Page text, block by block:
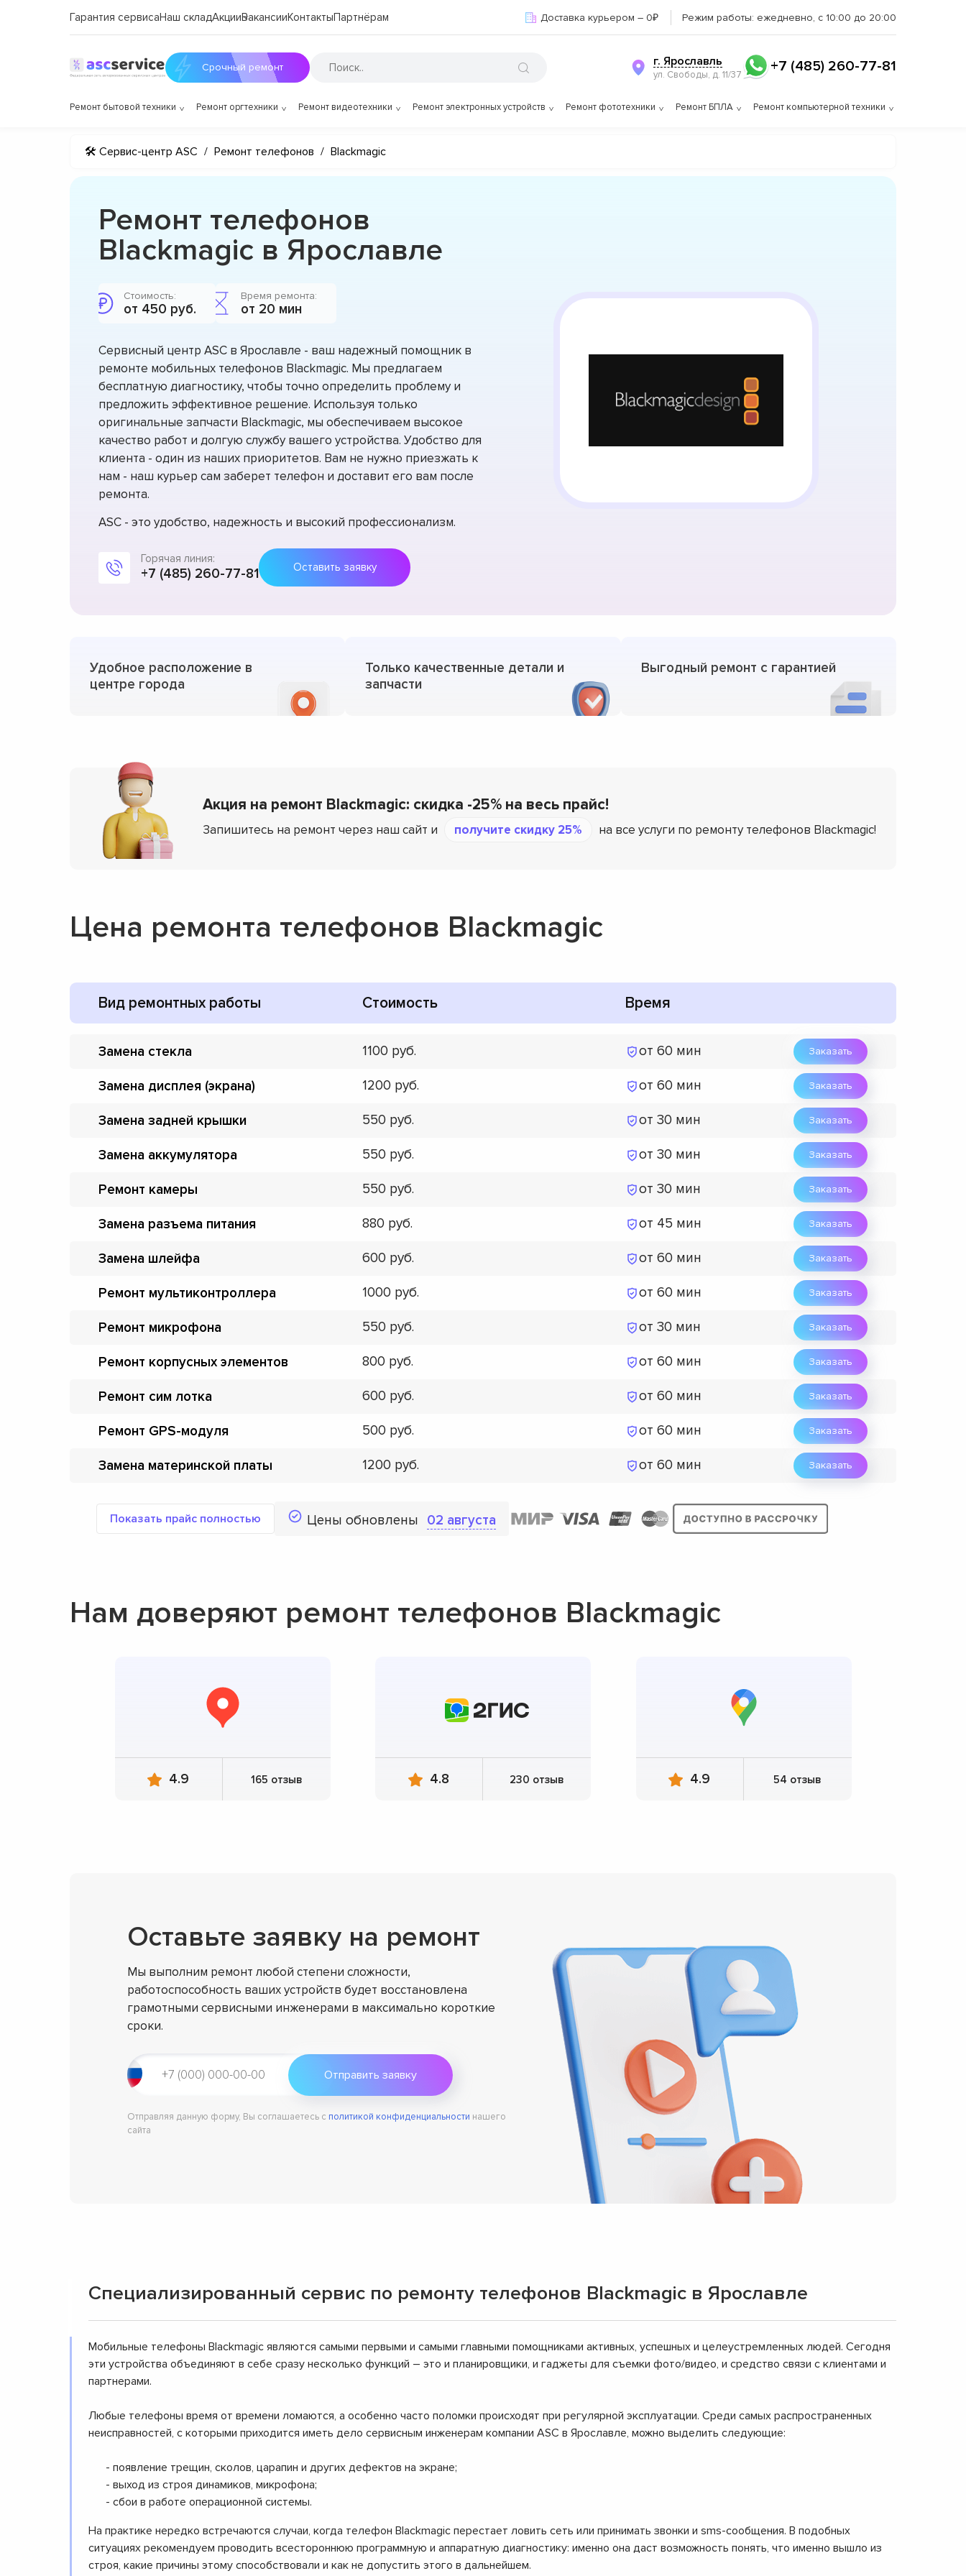
Гарантия сервисаНаш складАкцииВакансииКонтактыПартнёрам Доставка курьером – 0₽ Режим работы: ежедневно, с 10:00 до 20:00
Срочный ремонт г. Ярославль
ул. Свободы, д. 11/37 +7 (485) 260-77-81
Ремонт бытовой техники Ремонт оргтехники Ремонт видеотехники Ремонт электронных устройств Ремонт фототехники Ремонт БПЛА Ремонт компьютерной техники
🛠 Сервис-центр ASC / Ремонт телефонов / Blackmagic
Ремонт телефонов
Blackmagic в Ярославле
Стоимость:
от 450 руб.
Время ремонта:
от 20 мин
Сервисный центр ASC в Ярославле - ваш надежный помощник в
ремонте мобильных телефонов Blackmagic. Мы предлагаем
бесплатную диагностику, чтобы точно определить проблему и
предложить эффективное решение. Используя только
оригинальные запчасти Blackmagic, мы обеспечиваем высокое
качество работ и долгую службу вашего устройства. Удобство для
клиента - один из наших приоритетов. Вам не нужно приезжать к
нам - наш курьер сам заберет телефон и доставит его вам после
ремонта.
ASC - это удобство, надежность и высокий профессионализм.
Горячая линия:
+7 (485) 260-77-81 Оставить заявку
Удобное расположение в
центре города
Только качественные детали и
запчасти
Выгодный ремонт с гарантией
Акция на ремонт Blackmagic: скидка -25% на весь прайс!
Запишитесь на ремонт через наш сайт и получите скидку 25% на все услуги по ремонту телефонов Blackmagic!
Цена ремонта телефонов Blackmagic
Вид ремонтных работы Стоимость Время
Замена стекла 1100 от 60 мин Заказать
Замена дисплея (экрана) 1200 от 60 мин Заказать
Замена задней крышки 550 от 30 мин Заказать
Замена аккумулятора 550 от 30 мин Заказать
Ремонт камеры 550 от 30 мин Заказать
Замена разъема питания 880 от 45 мин Заказать
Замена шлейфа 600 от 60 мин Заказать
Ремонт мультиконтроллера 1000 от 60 мин Заказать
Ремонт микрофона 550 от 30 мин Заказать
Ремонт корпусных элементов 800 от 60 мин Заказать
Ремонт сим лотка 600 от 60 мин Заказать
Ремонт GPS-модуля 500 от 60 мин Заказать
Замена материнской платы 1200 от 60 мин Заказать
Показать прайс полностью Цены обновлены 02 августа
Нам доверяют ремонт телефонов Blackmagic
4.9 165 отзыв 4.8 230 отзыв 4.9 54 отзыв
Оставьте заявку на ремонт
Мы выполним ремонт любой степени сложности,
работоспособность ваших устройств будет восстановлена
грамотными сервисными инженерами в максимально короткие
сроки.
Отправляя данную форму, Вы соглашаетесь с политикой конфиденциальности нашего
сайта
Специализированный сервис по ремонту телефонов Blackmagic в Ярославле
Мобильные телефоны Blackmagic являются самыми первыми и самыми главными помощниками активных, успешных и целеустремленных людей. Сегодня
эти устройства объединяют в себе сразу несколько функций – это и планировщики, и гаджеты для съемки фото/видео, и средство связи с клиентами и
партнерами.
Любые телефоны время от времени ломаются, а особенно часто поломки происходят при регулярной эксплуатации. Среди самых распространенных
неисправностей, с которыми приходится иметь дело сервисным инженерам компании ASC в Ярославле, можно выделить следующие:
- появление трещин, сколов, царапин и других дефектов на экране;
- выход из строя динамиков, микрофона;
- сбои в работе операционной системы.
На практике нередко встречаются случаи, когда телефон Blackmagic перестает ловить сеть или принимать звонки и sms-сообщения. В подобных
ситуациях рекомендуем проводить всестороннюю программную и аппаратную диагностику: именно она даст возможность понять, что именно вышло из
строя, какие причины этому способствовали и как не допустить этого в дальнейшем.